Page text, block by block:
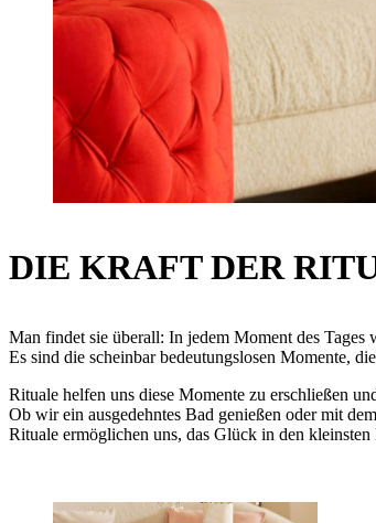
DIE KRAFT DER
Man findet sie überall: In jedem Moment des
Es sind die scheinbar bedeutungslosen Momente,
Rituale helfen uns diese Momente zu erschließen
Ob wir ein ausgedehntes Bad genießen oder mit
Rituale ermöglichen uns, das Glück in den